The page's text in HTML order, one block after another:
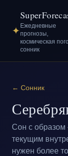
✦ Ежедневные
прогнозы,
космическая
сонник
← Сонник
Сон с
текущим
нужен более